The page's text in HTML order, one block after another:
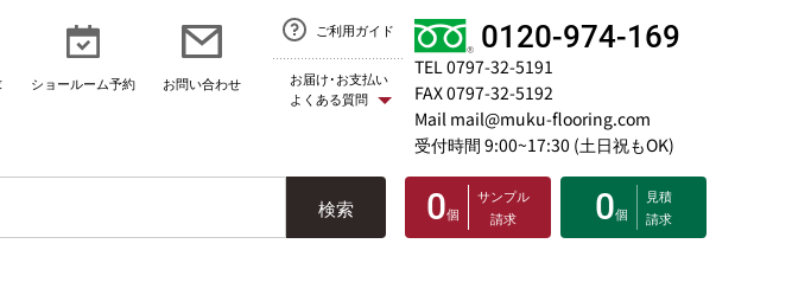
ショールーム予約 お問い合わせ
ご利用ガイド
お届け･お支払い
よくある質問
0120-974-169
TEL 0797-32-5191
FAX 0797-32-5192
Mail mail@muku-flooring.com
受付時間 9:00~17:30 (土日祝もOK)
検索 0個
サンプル
請求
0個
見積
請求